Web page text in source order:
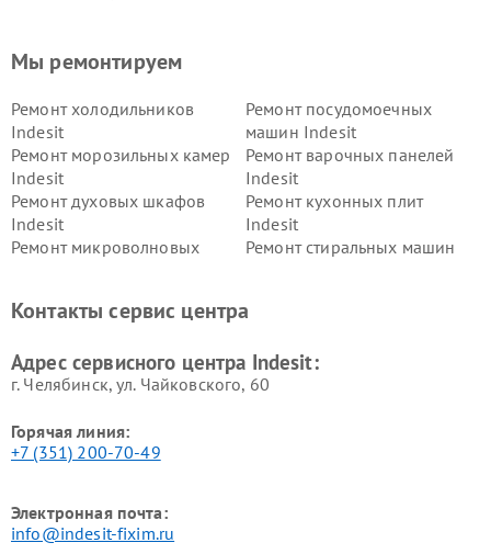
Мы ремонтируем
Ремонт холодильников
Indesit
Ремонт посудомоечных
машин Indesit
Ремонт морозильных камер
Indesit
Ремонт варочных панелей
Indesit
Ремонт духовых шкафов
Indesit
Ремонт кухонных плит
Indesit
Ремонт микроволновых
Ремонт стиральных машин
Indesit
Indesit
Контакты сервис центра
Адрес сервисного центра Indesit:
г. Челябинск, ул. Чайковского, 60
Горячая линия:
+7 (351) 200-70-49
Электронная почта:
info@indesit-fixim.ru